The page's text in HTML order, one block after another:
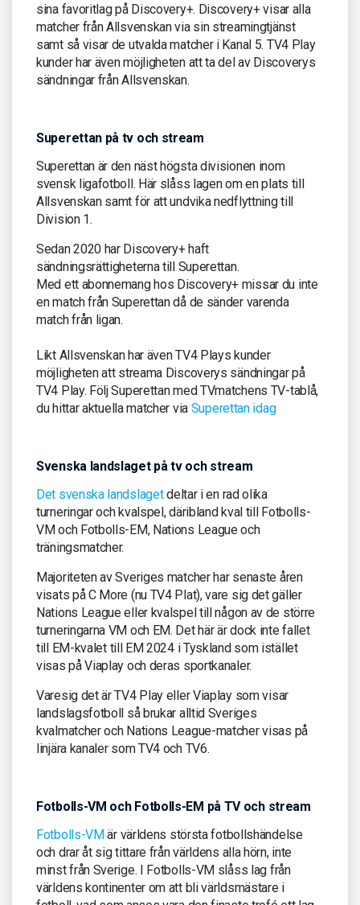
sina favoritlag på Discovery+. Discovery+ visar alla
matcher från Allsvenskan via sin streamingtjänst
samt så visar de utvalda matcher i Kanal 5. TV4 Play
kunder har även möjligheten att ta del av Discoverys
sändningar från Allsvenskan.
Superettan på tv och stream
Superettan är den näst högsta divisionen inom
svensk ligafotboll. Här slåss lagen om en plats till
Allsvenskan samt för att undvika nedflyttning till
Division 1.
Sedan 2020 har Discovery+ haft
sändningsrättigheterna till Superettan.
Med ett abonnemang hos Discovery+ missar du inte
en match från Superettan då de sänder varenda
match från ligan.
Likt Allsvenskan har även TV4 Plays kunder
möjligheten att streama Discoverys sändningar på
TV4 Play. Följ Superettan med TVmatchens TV-tablå,
du hittar aktuella matcher via Superettan idag
Svenska landslaget på tv och stream
Det svenska landslagetdeltar i en rad olika
turneringar och kvalspel, däribland kval till Fotbolls-
VM och Fotbolls-EM, Nations League och
träningsmatcher.
Majoriteten av Sveriges matcher har senaste åren
visats på C More (nu TV4 Plat), vare sig det gäller
Nations League eller kvalspel till någon av de större
turneringarna VM och EM. Det här är dock inte fallet
till EM-kvalet till EM 2024 i Tyskland som istället
visas på Viaplay och deras sportkanaler.
Varesig det är TV4 Play eller Viaplay som visar
landslagsfotboll så brukar alltid Sveriges
kvalmatcher och Nations League-matcher visas på
linjära kanaler som TV4 och TV6.
Fotbolls-VM och Fotbolls-EM på TV och stream
Fotbolls-VMär världens största fotbollshändelse
och drar åt sig tittare från världens alla hörn, inte
minst från Sverige. I Fotbolls-VM slåss lag från
världens kontinenter om att bli världsmästare i